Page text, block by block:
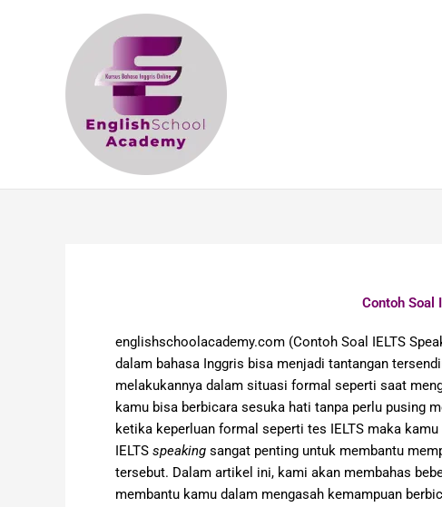
Contoh Soal
englishschoolacademy.com (Contoh Soal IELTS
dalam bahasa Inggris bisa menjadi tantangan
melakukannya dalam situasi formal seperti saat
kamu bisa berbicara sesuka hati tanpa perlu pusing
ketika keperluan formal seperti tes IELTS maka
IELTS speaking sangat penting untuk membantu
tersebut. Dalam artikel ini, kami akan membahas
membantu kamu dalam mengasah kemampuan